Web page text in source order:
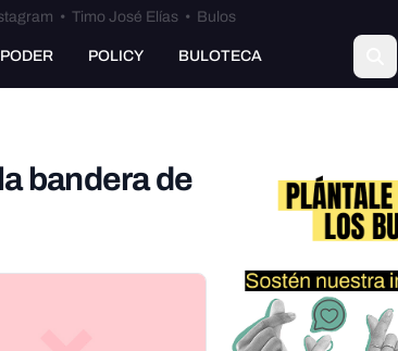
• Timo José Elías• Bulos
POLICY BULOTECA
bandera de